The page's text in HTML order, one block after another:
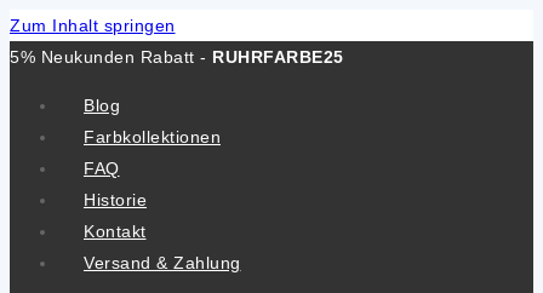
Zum Inhalt springen
5% Neukunden Rabatt - RUHRFARBE25
Blog
Farbkollektionen
FAQ
Historie
Kontakt
Versand & Zahlung